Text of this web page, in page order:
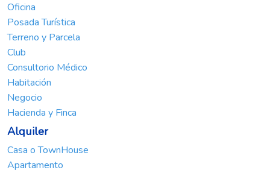
Oficina
Posada Turística
Terreno y Parcela
Club
Consultorio Médico
Habitación
Negocio
Hacienda y Finca
Alquiler
Casa o TownHouse
Apartamento